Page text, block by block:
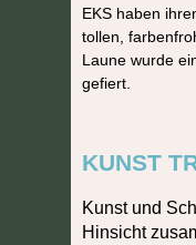
EKS haben
tollen,
Laune wurde
gefiert.
KUNST
Kunst und
Hinsicht